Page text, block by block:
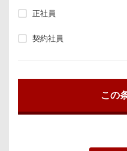
正社員
契約社員